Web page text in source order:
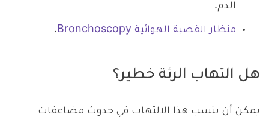
الدم.
منظار القصبة الهوائية Bronchoscopy .
هل التهاب الرئة خطير؟
يمكن أن يتسب هذا الالتهاب في حدوث مضاعفات